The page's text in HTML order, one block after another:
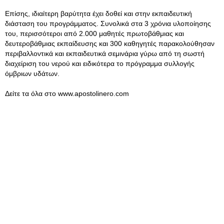
Επίσης, ιδιαίτερη βαρύτητα έχει δοθεί και στην εκπαιδευτική
διάσταση του προγράμματος. Συνολικά στα 3 χρόνια υλοποίησης
του, περισσότεροι από 2.000 μαθητές πρωτοβάθμιας και
δευτεροβάθμιας εκπαίδευσης και 300 καθηγητές παρακολούθησαν
περιβαλλοντικά και εκπαιδευτικά σεμινάρια γύρω από τη σωστή
διαχείριση του νερού και ειδικότερα το πρόγραμμα συλλογής
όμβριων υδάτων.
Δείτε τα όλα στο www.apostolinero.com